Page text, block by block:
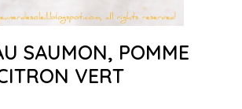
SAUMON, POMME
VERT